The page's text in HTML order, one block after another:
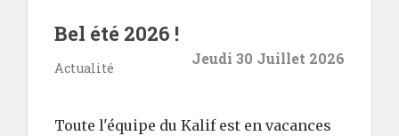
Bel été 2026 !
Actualité
Jeudi 30 Juillet 2026
Toute l'équipe du Kalif est en vacances